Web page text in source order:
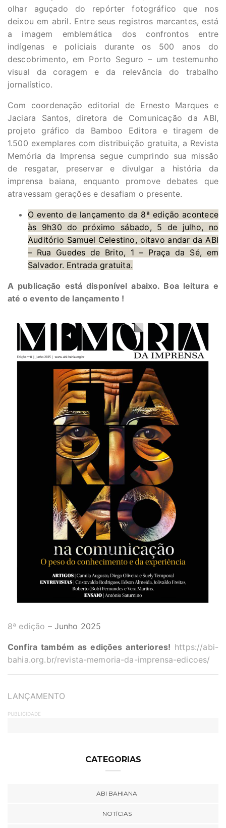
olhar aguçado do repórter fotográfico que nos
deixou em abril. Entre seus registros marcantes, está
a imagem emblemática dos confrontos entre
indígenas e policiais durante os 500 anos do
descobrimento, em Porto Seguro – um testemunho
visual da coragem e da relevância do trabalho
jornalístico.
Com coordenação editorial de Ernesto Marques e
Jaciara Santos, diretora de Comunicação da ABI,
projeto gráfico da Bamboo Editora e tiragem de
1.500 exemplares com distribuição gratuita, a Revista
Memória da Imprensa segue cumprindo sua missão
de resgatar, preservar e divulgar a história da
imprensa baiana, enquanto promove debates que
atravessam gerações e desafiam o presente.
O evento de lançamento da 8ª edição acontece
às 9h30 do próximo sábado, 5 de julho, no
Auditório Samuel Celestino, oitavo andar da ABI
– Rua Guedes de Brito, 1 – Praça da Sé, em
Salvador. Entrada gratuita.
A publicação está disponível abaixo. Boa leitura e
até o evento de lançamento !
8ª edição – Junho 2025
Confira também as edições anteriores! https://abi-
bahia.org.br/revista-memoria-da-imprensa-edicoes/
TAGS
LANÇAMENTO
PUBLICIDADE
CATEGORIAS
ABI BAHIANA
NOTÍCIAS